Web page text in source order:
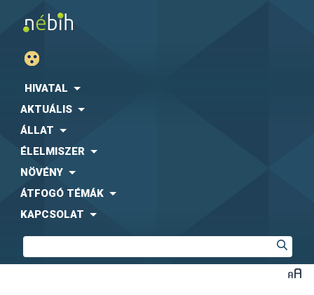
HIVATAL
AKTUÁLIS
ÁLLAT
ÉLELMISZER
NÖVÉNY
ÁTFOGÓ TÉMÁK
KAPCSOLAT